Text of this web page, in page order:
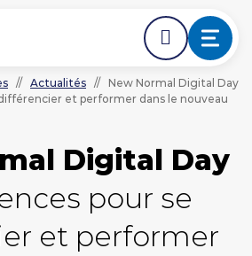
AU CONTENU PRINCIPAL
AVANT LE DÉBUT DE LA
// Actualités // New Normal Digital Day
et performer dans le nouveau
Digital Day
pour se
et performer